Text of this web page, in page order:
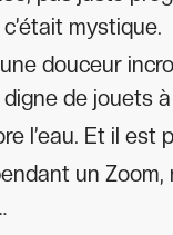
mystique.
douceur
de jouets
l’eau. Et il est
un